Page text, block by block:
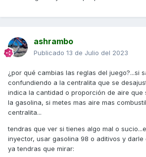
ashrambo
Publicado 13 de Julio del 2023
¿por qué cambias las reglas del juego?...si
confundiendo a la centralita que se
indica la cantidad o proporción de aire que
la gasolina, si metes mas aire mas
centralita...
tendras que ver si tienes algo mal o
inyector, usar gasolina 98 o aditivos y darle
ya tendras que mirar: